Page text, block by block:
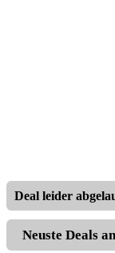
Deal leider
Neuste Deals